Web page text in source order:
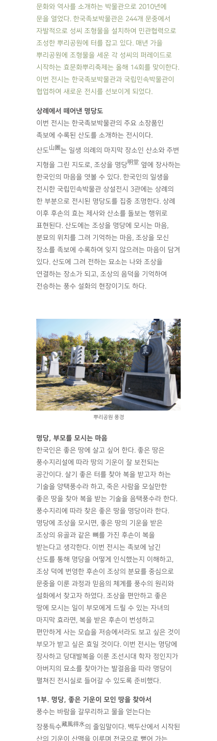
문화와 역사를 소개하는 박물관으로 2010년에
문을 열었다. 한국족보박물관은 244개 문중에서
자발적으로 성씨 조형물을 설치하여 민관협력으로
조성한 뿌리공원에 터를 잡고 있다. 매년 가을
뿌리공원에 조형물을 세운 각 성씨의 퍼레이드로
시작하는 효문화뿌리축제는 올해 14회를 맞이한다.
이번 전시는 한국족보박물관과 국립민속박물관이
협업하여 새로운 전시를 선보이게 되었다.
상례에서 떼어낸 명당도
이번 전시는 한국족보박물관의 주요 소장품인
족보에 수록된 산도를 소개하는 전시이다.
산도山圖는 일생 의례의 마지막 장소인 산소와 주변
지형을 그린 지도로, 조상을 명당明堂 옆에 장사하는
한국인의 마음을 엿볼 수 있다. 한국인의 일생을
전시한 국립민속박물관 상설전시 3관에는 상례의
한 부분으로 전시된 명당도를 집중 조명한다. 상례
이후 후손의 효는 제사와 산소를 돌보는 행위로
표현된다. 산도에는 조상을 명당에 모시는 마음,
분묘의 위치를 그려 기억하는 마음, 조상을 모신
장소를 족보에 수록하여 잊지 않으려는 마음이 담겨
있다. 산도에 그려 전하는 묘소는 나와 조상을
연결하는 장소가 되고, 조상의 음덕을 기억하여
전승하는 풍수 설화의 현장이기도 하다.
뿌리공원 풍경
명당, 부모를 모시는 마음
한국인은 좋은 땅에 살고 싶어 한다. 좋은 땅은
풍수지리설에 따라 땅의 기운이 잘 보전되는
공간이다. 살기 좋은 터를 찾아 복을 받고자 하는
기술을 양택풍수라 하고, 죽은 사람을 모실만한
좋은 땅을 찾아 복을 받는 기술을 음택풍수라 한다.
풍수지리에 따라 찾은 좋은 땅을 명당이라 한다.
명당에 조상을 모시면, 좋은 땅의 기운을 받은
조상의 유골과 같은 뼈를 가진 후손이 복을
받는다고 생각한다. 이번 전시는 족보에 남긴
산도를 통해 명당을 어떻게 인식했는지 이해하고,
조상 덕에 번영한 후손이 조상의 분묘를 중심으로
문중을 이룬 과정과 믿음의 체계를 풍수의 원리와
설화에서 찾고자 하였다. 조상을 편안하고 좋은
땅에 모시는 일이 부모에게 드릴 수 있는 자녀의
마지막 효라면, 복을 받은 후손이 번성하고
편안하게 사는 모습을 저승에서라도 보고 싶은 것이
부모가 받고 싶은 효일 것이다. 이번 전시는 명당에
장사하고 당대발복을 이룬 조선시대 학자 정인지가
아버지의 묘소를 찾아가는 발걸음을 따라 명당이
펼쳐진 전시실로 들어갈 수 있도록 준비했다.
1부. 명당, 좋은 기운이 모인 땅을 찾아서
풍수는 바람을 갈무리하고 물을 얻는다는
장풍득수藏風得水의 줄임말이다. 백두산에서 시작된
산의 기운이 산맥을 이루며 전국으로 뻗어 가는